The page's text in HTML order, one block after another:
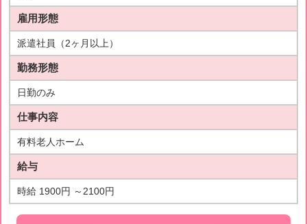
雇用形態
派遣社員（2ヶ月以上）
勤務形態
日勤のみ
仕事内容
有料老人ホーム
給与
時給 1900円 ～2100円